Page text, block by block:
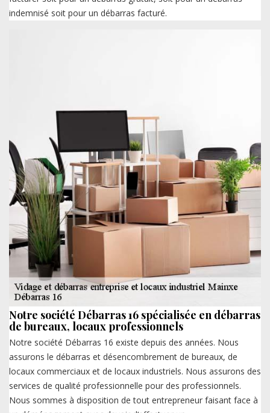
indemnisé soit pour un débarras facturé.
Notre société Débarras 16 spécialisée en débarras
de bureaux, locaux professionnels
Notre société Débarras 16 existe depuis des années. Nous
assurons le débarras et désencombrement de bureaux, de
locaux commerciaux et de locaux industriels. Nous assurons des
services de qualité professionnelle pour des professionnels.
Nous sommes à disposition de tout entrepreneur faisant face à